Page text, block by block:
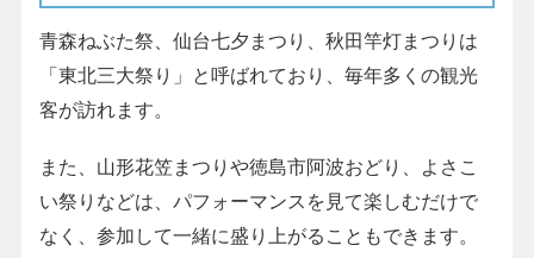
青森ねぶた祭、仙台七夕まつり、秋田竿灯まつりは
「東北三大祭り」と呼ばれており、毎年多くの観光
客が訪れます。
また、山形花笠まつりや徳島市阿波おどり、よさこ
い祭りなどは、パフォーマンスを見て楽しむだけで
なく、参加して一緒に盛り上がることもできます。